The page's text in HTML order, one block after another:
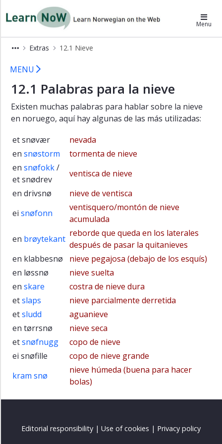
LearnNoW-es Menu
Extras 12.1 Nieve
Extras 12.1 LearnNoW
×
Alex
Cecilie
Dina
Gramática
Pronunciación
auditivos
Ejercicios
Vocabulario
Extras
12.1
Nieve
12.2
12.3
Man
(uno)
12.4
Pascua
17
de
mayo
12.5
MENU
12.1 Palabras para la nieve
Existen muchas palabras para hablar sobre la nieve
en noruego, aquí hay algunas de las más utilizadas:
et snøvær
nevada
en snøstorm
tormenta de nieve
en snøfokk/
et snødrev
ventisca de nieve
en drivsnø
nieve de ventisca
ei snøfonn
ventisquero/montón de nieve
acumulada
en brøytekant
reborde que queda en los laterales
después de pasar la quitanieves
en klabbesnø
nieve pegajosa (debajo de los esquís)
en løssnø
nieve suelta
en skare
costra de nieve dura
etslaps
nieve parcialmente derretida
etsludd
aguanieve
en tørrsnø
nieve seca
etsnøfnugg
copo de nieve
ei snøfille
copo de nieve grande
kram snø
nieve húmeda (buena para hacer
bolas)
Editorial responsibility | Use of cookies | Privacy policy